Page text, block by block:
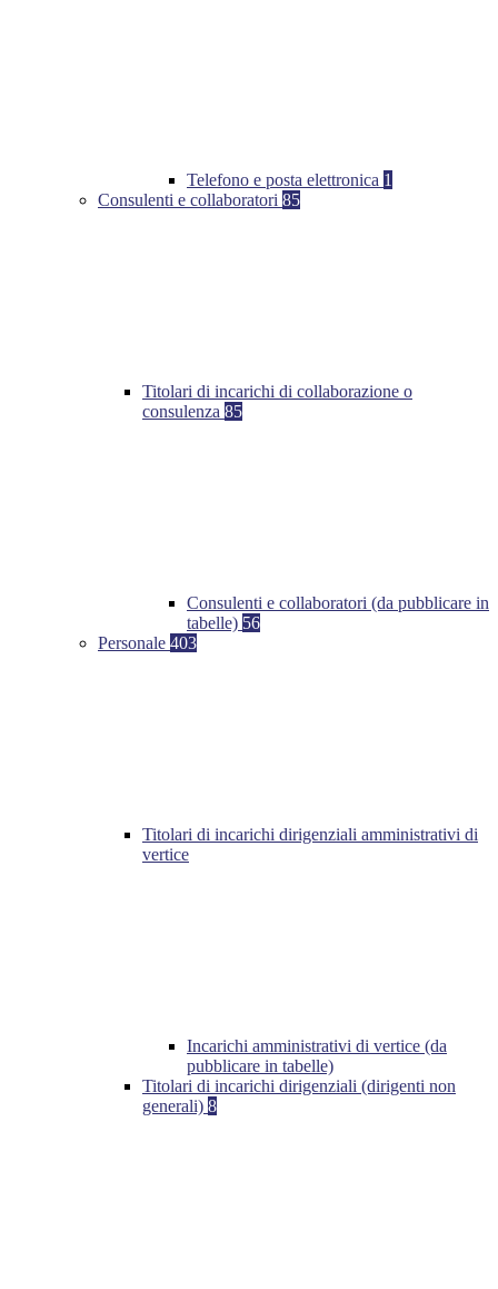
Telefono e posta elettronica 1
Consulenti e collaboratori 85
Titolari di incarichi di collaborazione o
consulenza 85
Consulenti e collaboratori (da pubblicare in
tabelle) 56
Personale 403
Titolari di incarichi dirigenziali amministrativi di
vertice
Incarichi amministrativi di vertice (da
pubblicare in tabelle)
Titolari di incarichi dirigenziali (dirigenti non
generali) 8